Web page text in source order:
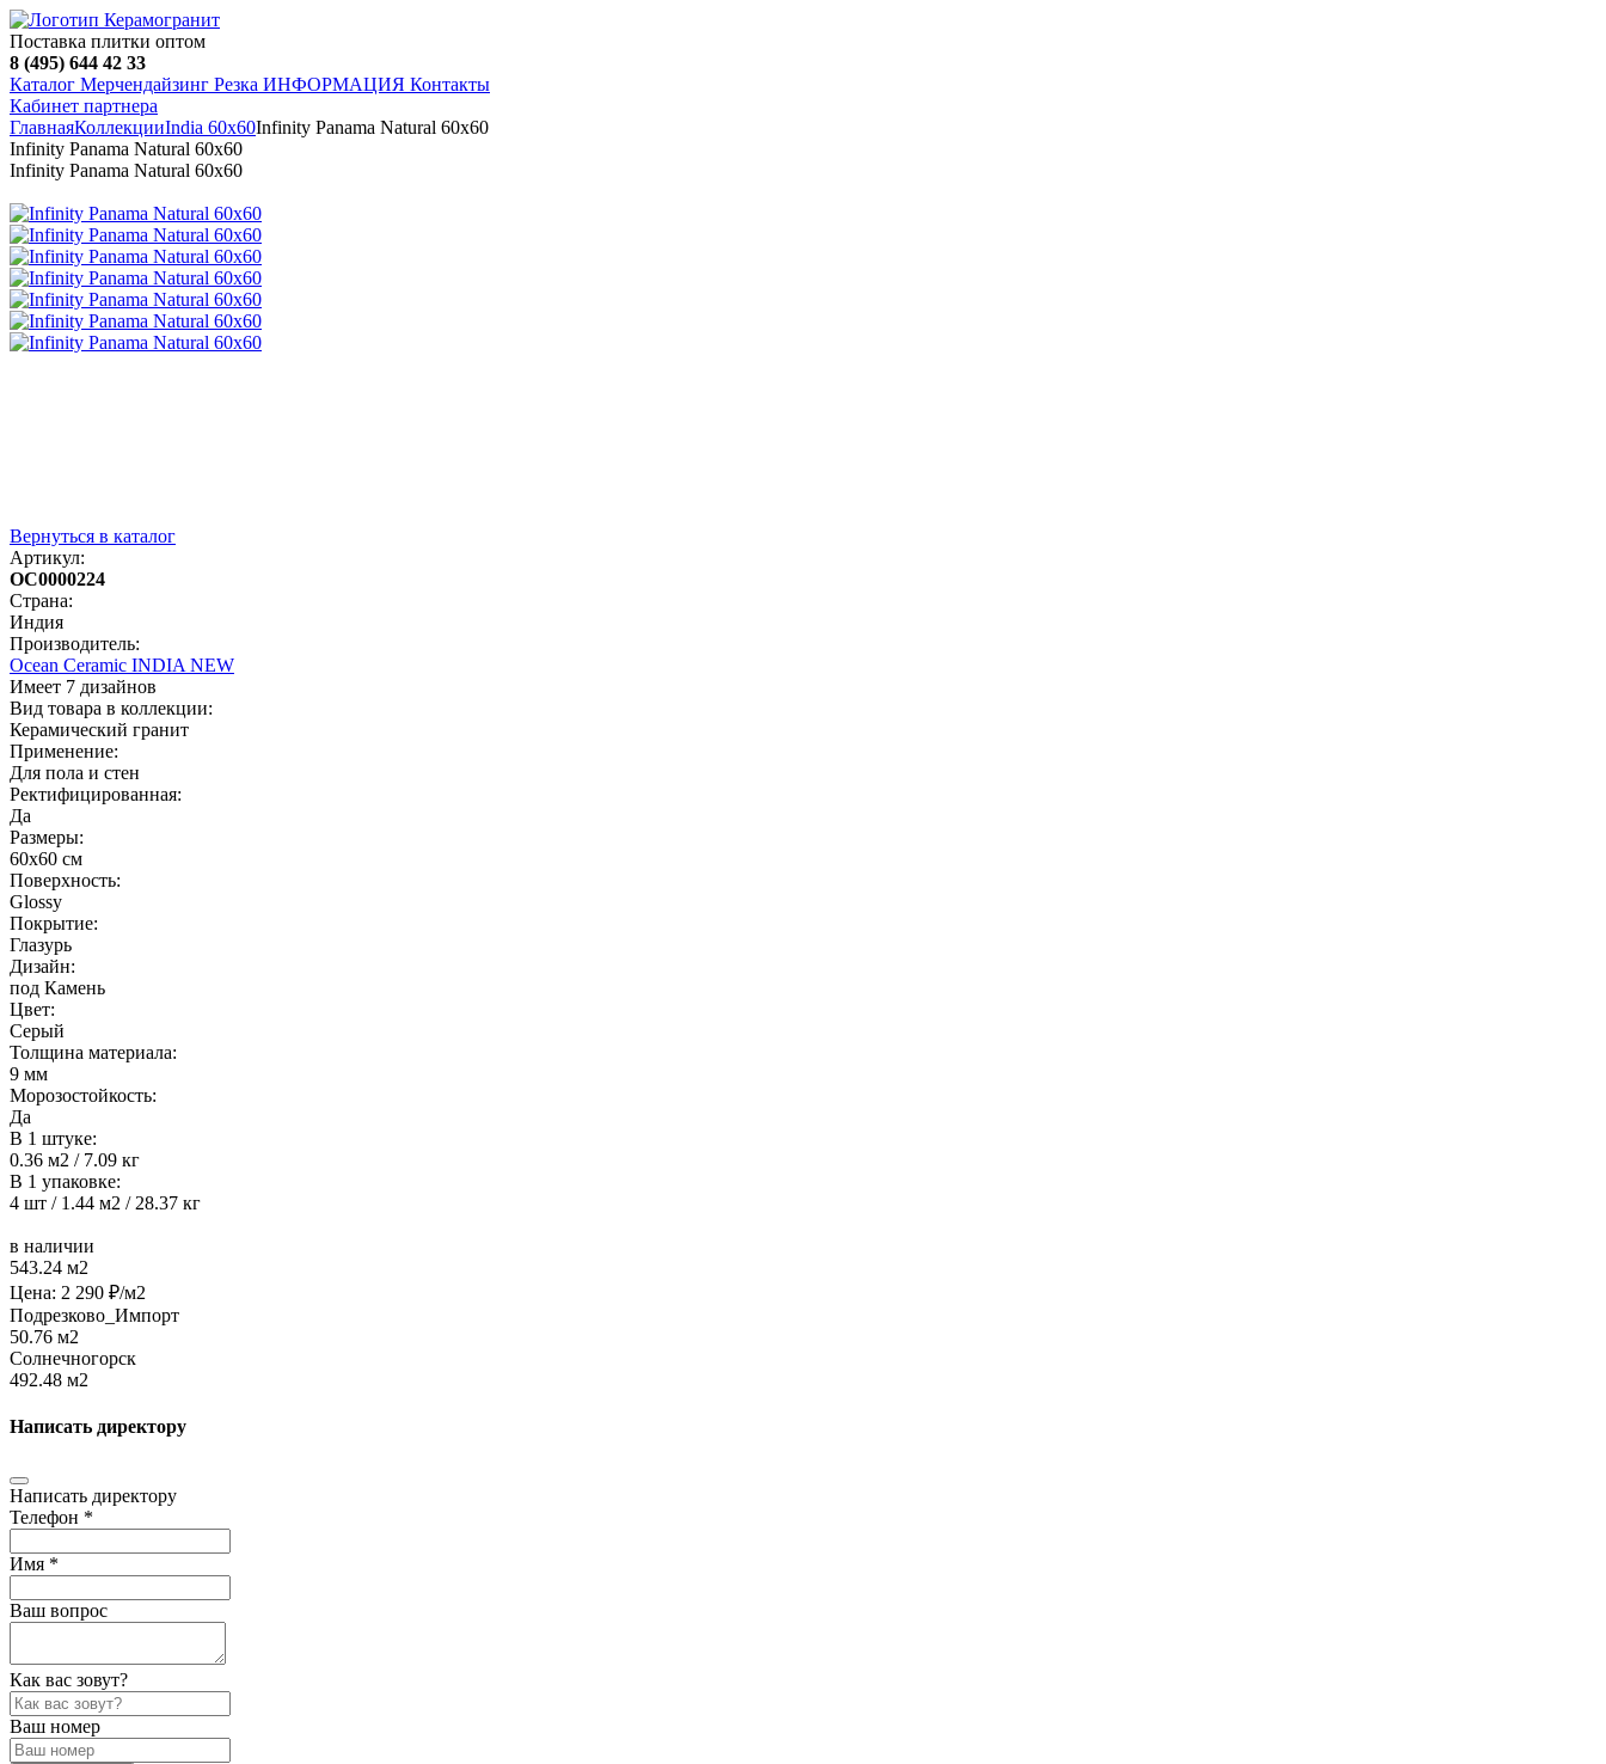
Поставка плитки оптом
8 (495) 644 42 33
Каталог Мерчендайзинг Резка ИНФОРМАЦИЯ Контакты
Кабинет партнера
ГлавнаяКоллекцииIndia 60х60Infinity Panama Natural 60х60
Infinity Panama Natural 60х60
Infinity Panama Natural 60х60
Вернуться в каталог
Артикул:
OC0000224
Страна:
Индия
Производитель:
Ocean Ceramic INDIA NEW
Имеет 7 дизайнов
Вид товара в коллекции:
Керамический гранит
Применение:
Для пола и стен
Ректифицированная:
Да
Размеры:
60х60 cм
Поверхность:
Glossy
Покрытие:
Глазурь
Дизайн:
под Камень
Цвет:
Серый
Толщина материала:
9 мм
Морозостойкость:
Да
В 1 штуке:
0.36 м2 / 7.09 кг
В 1 упаковке:
4 шт / 1.44 м2 / 28.37 кг
в наличии
543.24 м2
Цена: 2 290 ₽/м2
Подрезково_Импорт
50.76 м2
Солнечногорск
492.48 м2
Написать директору
Написать директору
Телефон *
Имя *
Ваш вопрос
Как вас зовут?
Ваш номер